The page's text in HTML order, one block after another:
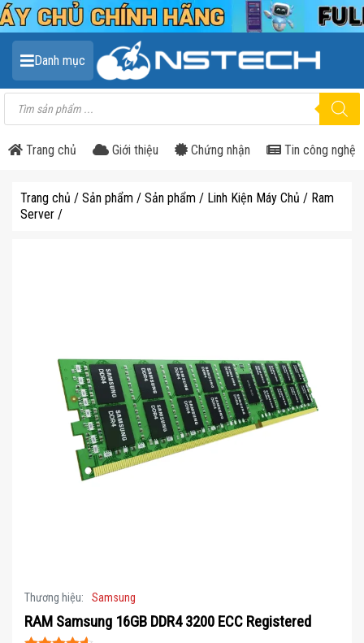
Danh mục
Tìm
kiếm
sản
Trang chủ
Giới thiệu Chứng nhận Tin công nghệ
Trang chủ / Sản phẩm / Sản phẩm / Linh Kiện Máy Chủ / Ram
Server /
Thương hiệu: Samsung
RAM Samsung 16GB DDR4 3200 ECC Registered